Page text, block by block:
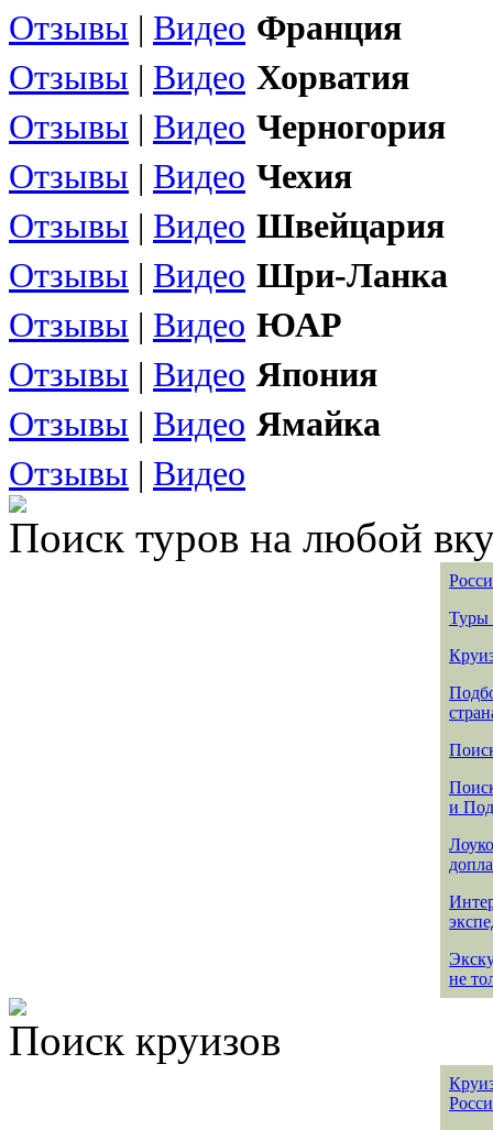
Отзывы | Видео Франция
Отзывы | Видео Хорватия
Отзывы | Видео Черногория
Отзывы | Видео Чехия
Отзывы | Видео Швейцария
Отзывы | Видео Шри-Ланка
Отзывы | Видео ЮАР
Отзывы | Видео Япония
Отзывы | Видео Ямайка
Отзывы | Видео
Поиск туров на любой
Туры
и
не
Поиск круизов